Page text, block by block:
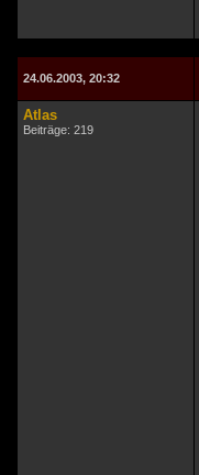
24.06.2003, 20:32
Atlas
Beiträge: 219